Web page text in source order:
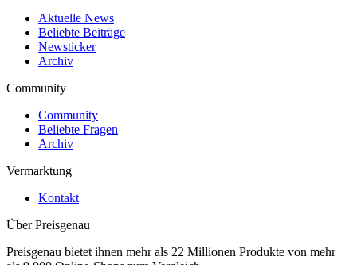
Aktuelle News
Beliebte Beiträge
Newsticker
Archiv
Community
Community
Beliebte Fragen
Archiv
Vermarktung
Kontakt
Über Preisgenau
Preisgenau bietet ihnen mehr als 22 Millionen Produkte von mehr